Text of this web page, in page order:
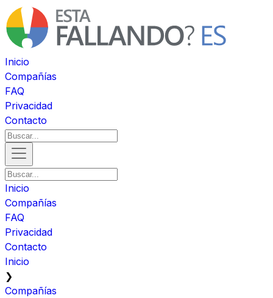
Inicio
Compañías
FAQ
Privacidad
Contacto
Inicio
Compañías
FAQ
Privacidad
Contacto
Inicio
❯
Compañías